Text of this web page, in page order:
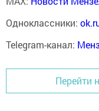
Одноклассники:
Telegram-канал:
Перейти